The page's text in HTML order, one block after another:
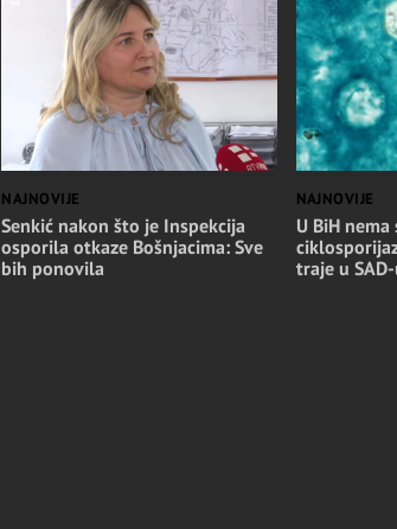
NAJNOVIJE
Senkić nakon što je Inspekcija
osporila otkaze Bošnjacima: Sve
bih ponovila
NAJNOVIJE
U BiH
traje u